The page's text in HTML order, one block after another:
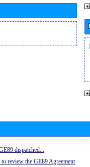
dispatched...
review the GE89 Agreement